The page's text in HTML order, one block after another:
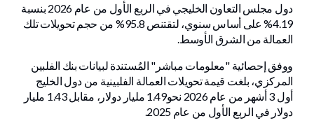
دول مجلس التعاون الخليجي في الربع الأول من عام 2026 بنسبة
4.19% على أساس سنوي، لتقتنص 95.8% من حجم تحويلات تلك
العمالة من الشرق الأوسط.
ووفق إحصائية "معلومات مباشر" المُستندة لبيانات بنك الفلبين
المركزي، بلغت قيمة تحويلات العمالة الفلبينية من دول الخليج
أول 3 أشهر من عام 2026 نحو1.49 مليار دولار، مقابل 1.43 مليار
دولار في الربع الأول من عام 2025.